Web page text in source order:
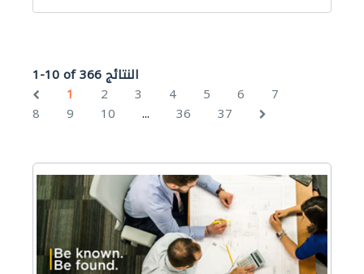
1-10 of 366 النتائج
1
2 3 4 5 6
7
8
9 10 ... 36 37